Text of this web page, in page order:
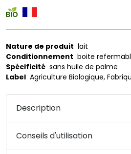
Nature de produit lait
Conditionnement boite
Spécificité sans huile de palme
Label Agriculture Biologique,
Description
Conseils d'utilisation